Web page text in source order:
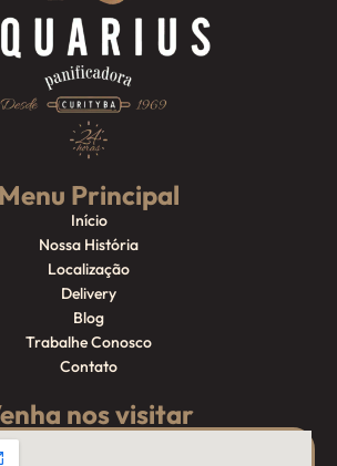
Menu Principal
Início
Nossa História
Localização
Delivery
Blog
Trabalhe Conosco
Contato
nos visitar